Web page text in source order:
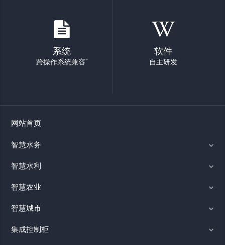
系统
跨操作系统兼容"
软件
自主研发
网站首页
智慧水务
智慧水利
智慧农业
智慧城市
集成控制柜